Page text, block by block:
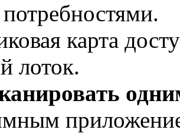
карта
лоток.